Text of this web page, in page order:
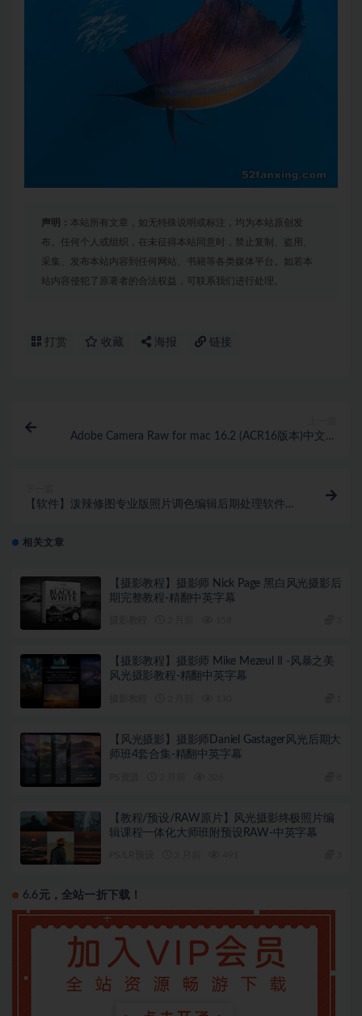
声明： 本站所有文章，如无特殊说明或标注，均为本站原创发
布。任何个人或组织，在未征得本站同意时，禁止复制、盗用、
采集、发布本站内容到任何网站、书籍等各类媒体平台。如若本
站内容侵犯了原著者的合法权益，可联系我们进行处理。
打赏 收藏 海报 链接
Adobe Camera Raw for mac 16.2 (ACR16版本)中文正
【软件】泼辣修图专业版照片调色编辑后期处理软件
相关文章
【摄影教程】摄影师 Nick Page 黑白风光摄影后
期完整教程-精翻中英字幕
【摄影教程】摄影师 Mike Mezeul II -风暴之美
风光摄影教程-精翻中英字幕
【风光摄影】摄影师Daniel Gastager风光后期大
师班4套合集-精翻中英字幕
【教程/预设/RAW原片】风光摄影终极照片编
辑课程一体化大师班附预设RAW-中英字幕
6.6元，全站一折下载！